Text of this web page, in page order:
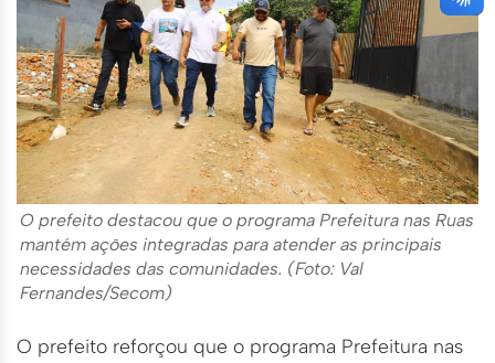
O prefeito destacou que o programa Prefeitura nas Ruas
mantém ações integradas para atender as principais
necessidades das comunidades. (Foto: Val
Fernandes/Secom)
O prefeito reforçou que o programa Prefeitura nas